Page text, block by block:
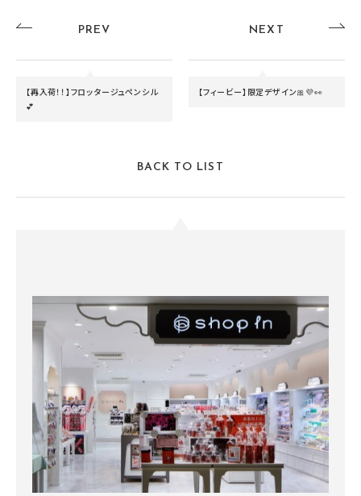
PREV
【再入荷！！】フロッタージュペンシル
💕
NEXT
【フィービー】限定デザイン🎀💜👀
BACK TO LIST